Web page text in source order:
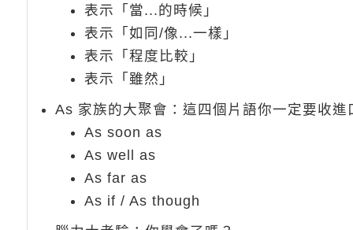
表示「當...的時候」
表示「如同/像...一樣」
表示「程度比較」
表示「雖然」
As 家族的大聚會：這四個片語你一定要收進
As soon as
As well as
As far as
As if / As though